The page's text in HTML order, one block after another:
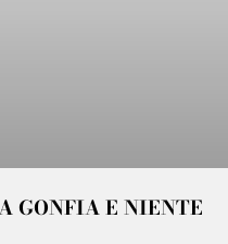
GONFIA E NIENTE